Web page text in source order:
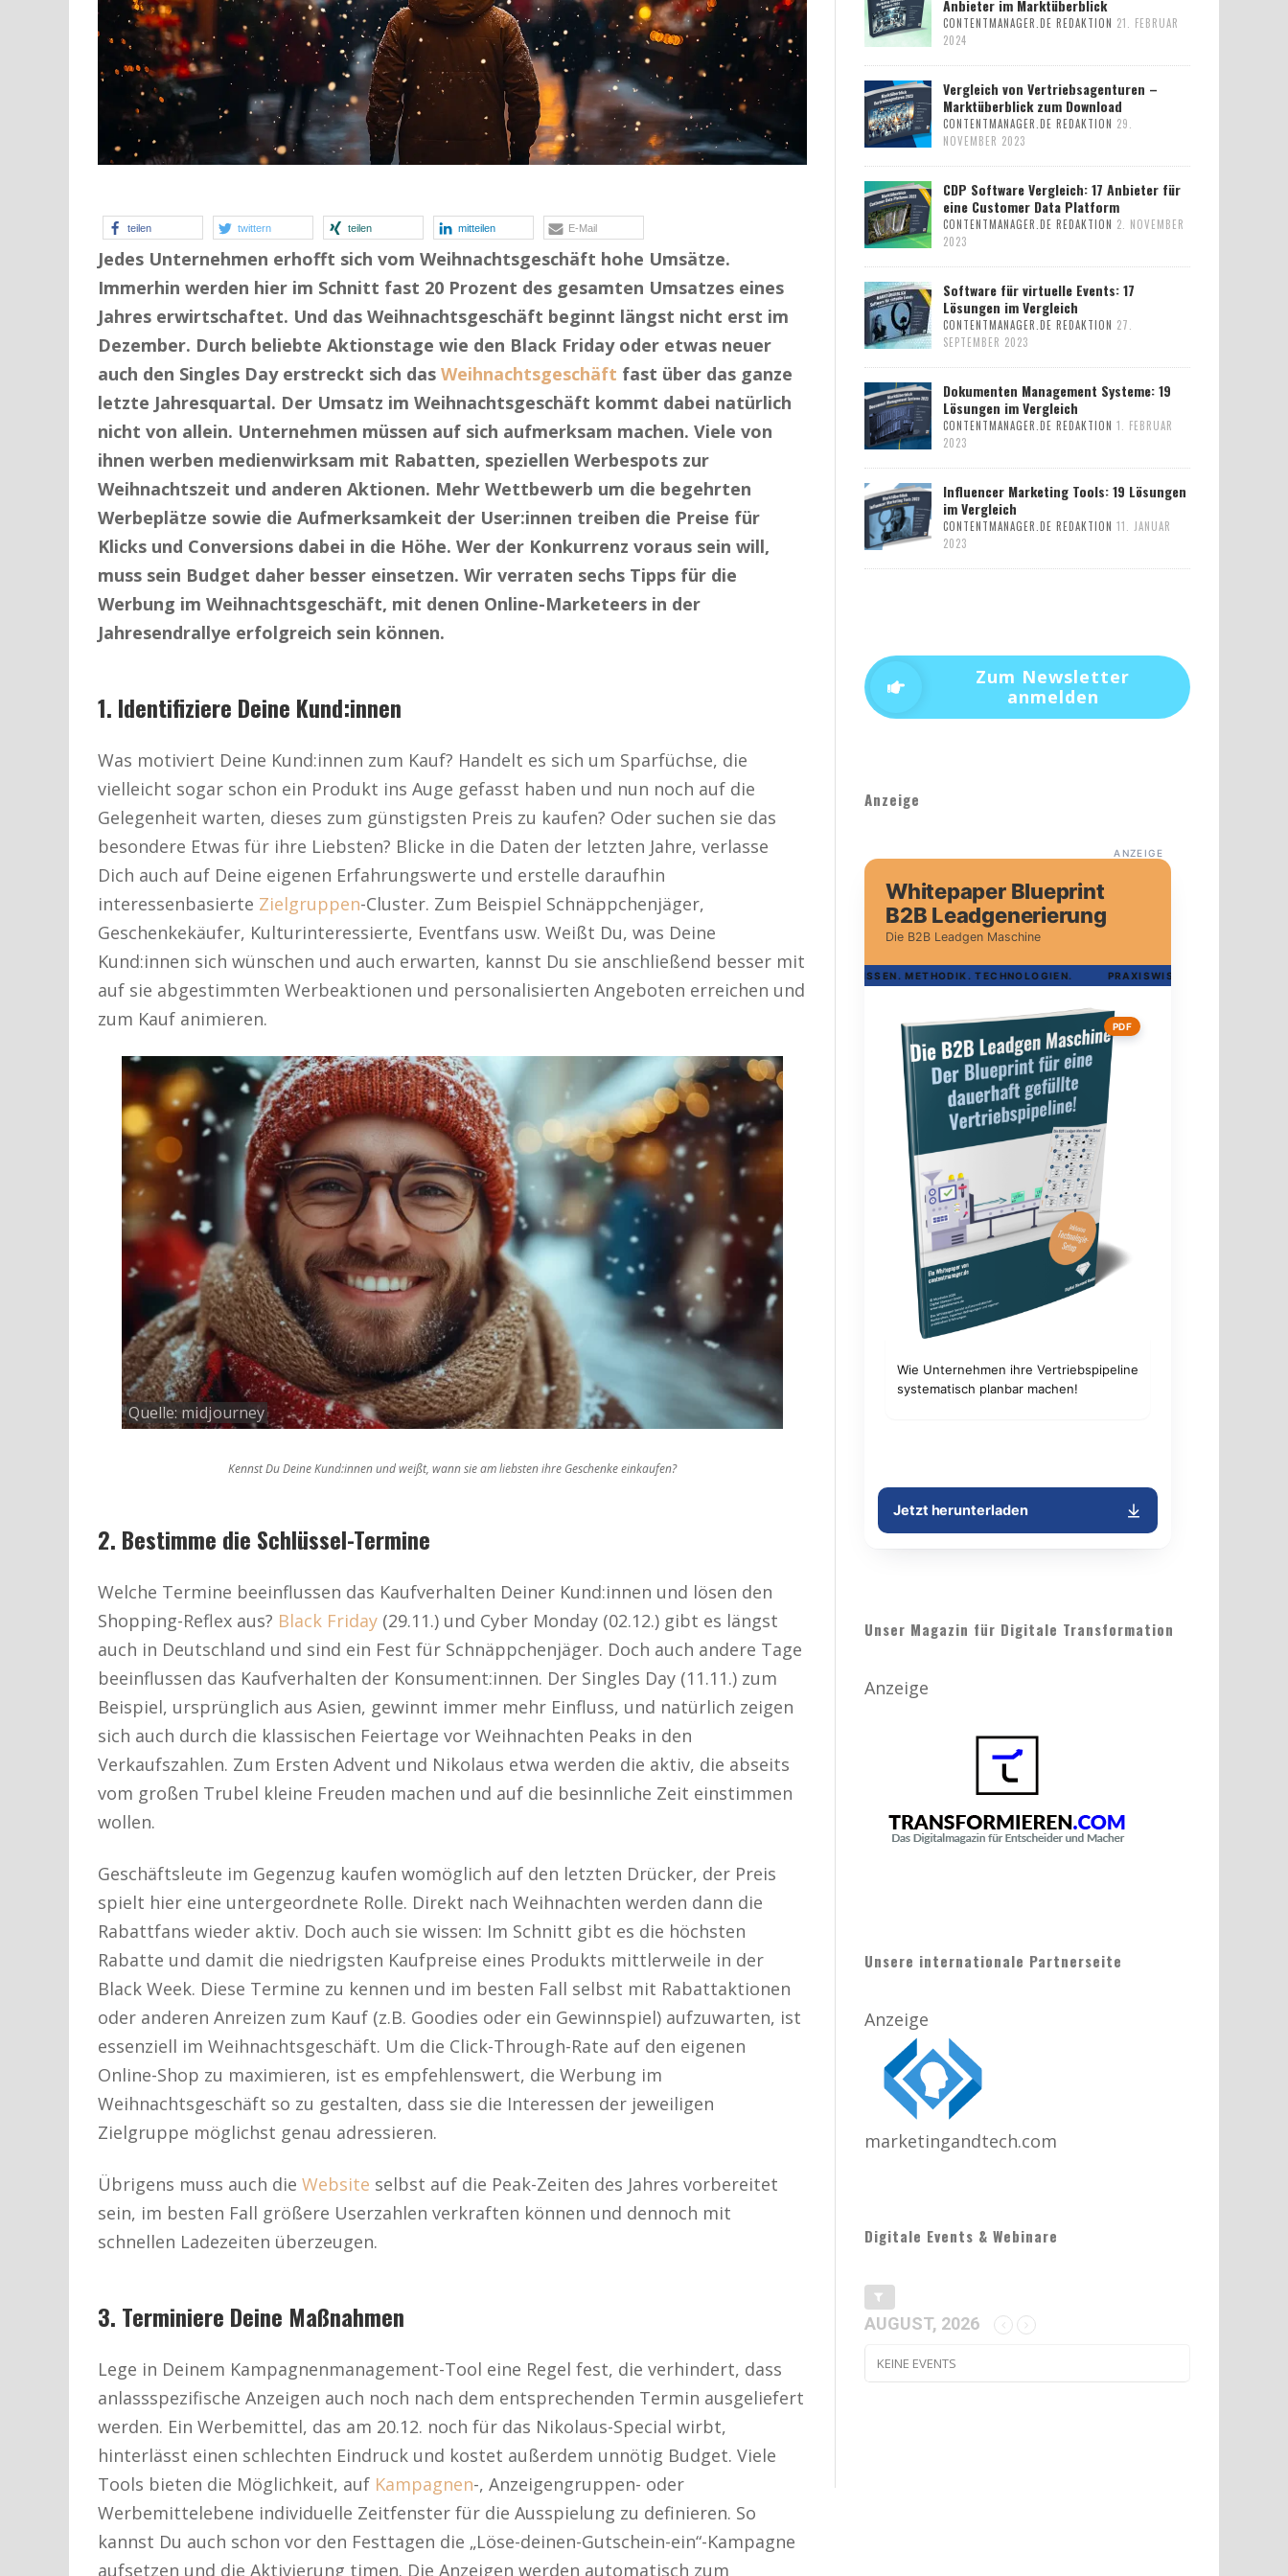
teilen twittern teilen mitteilen E-Mail
Jedes Unternehmen erhofft sich vom Weihnachtsgeschäft hohe Umsätze.
Immerhin werden hier im Schnitt fast 20 Prozent des gesamten Umsatzes eines
Jahres erwirtschaftet. Und das Weihnachtsgeschäft beginnt längst nicht erst im
Dezember. Durch beliebte Aktionstage wie den Black Friday oder etwas neuer
auch den Singles Day erstreckt sich das Weihnachtsgeschäft fast über das ganze
letzte Jahresquartal. Der Umsatz im Weihnachtsgeschäft kommt dabei natürlich
nicht von allein. Unternehmen müssen auf sich aufmerksam machen. Viele von
ihnen werben medienwirksam mit Rabatten, speziellen Werbespots zur
Weihnachtszeit und anderen Aktionen. Mehr Wettbewerb um die begehrten
Werbeplätze sowie die Aufmerksamkeit der User:innen treiben die Preise für
Klicks und Conversions dabei in die Höhe. Wer der Konkurrenz voraus sein will,
muss sein Budget daher besser einsetzen. Wir verraten sechs Tipps für die
Werbung im Weihnachtsgeschäft, mit denen Online-Marketeers in der
Jahresendrallye erfolgreich sein können.
1. Identifiziere Deine Kund:innen
Was motiviert Deine Kund:innen zum Kauf? Handelt es sich um Sparfüchse, die
vielleicht sogar schon ein Produkt ins Auge gefasst haben und nun noch auf die
Gelegenheit warten, dieses zum günstigsten Preis zu kaufen? Oder suchen sie das
besondere Etwas für ihre Liebsten? Blicke in die Daten der letzten Jahre, verlasse
Dich auch auf Deine eigenen Erfahrungswerte und erstelle daraufhin
interessenbasierte Zielgruppen-Cluster. Zum Beispiel Schnäppchenjäger,
Geschenkekäufer, Kulturinteressierte, Eventfans usw. Weißt Du, was Deine
Kund:innen sich wünschen und auch erwarten, kannst Du sie anschließend besser mit
auf sie abgestimmten Werbeaktionen und personalisierten Angeboten erreichen und
zum Kauf animieren.
Quelle: midjourney
Kennst Du Deine Kund:innen und weißt, wann sie am liebsten ihre Geschenke einkaufen?
2. Bestimme die Schlüssel-Termine
Welche Termine beeinflussen das Kaufverhalten Deiner Kund:innen und lösen den
Shopping-Reflex aus? Black Friday (29.11.) und Cyber Monday (02.12.) gibt es längst
auch in Deutschland und sind ein Fest für Schnäppchenjäger. Doch auch andere Tage
beeinflussen das Kaufverhalten der Konsument:innen. Der Singles Day (11.11.) zum
Beispiel, ursprünglich aus Asien, gewinnt immer mehr Einfluss, und natürlich zeigen
sich auch durch die klassischen Feiertage vor Weihnachten Peaks in den
Verkaufszahlen. Zum Ersten Advent und Nikolaus etwa werden die aktiv, die abseits
vom großen Trubel kleine Freuden machen und auf die besinnliche Zeit einstimmen
wollen.
Geschäftsleute im Gegenzug kaufen womöglich auf den letzten Drücker, der Preis
spielt hier eine untergeordnete Rolle. Direkt nach Weihnachten werden dann die
Rabattfans wieder aktiv. Doch auch sie wissen: Im Schnitt gibt es die höchsten
Rabatte und damit die niedrigsten Kaufpreise eines Produkts mittlerweile in der
Black Week. Diese Termine zu kennen und im besten Fall selbst mit Rabattaktionen
oder anderen Anreizen zum Kauf (z.B. Goodies oder ein Gewinnspiel) aufzuwarten, ist
essenziell im Weihnachtsgeschäft. Um die Click-Through-Rate auf den eigenen
Online-Shop zu maximieren, ist es empfehlenswert, die Werbung im
Weihnachtsgeschäft so zu gestalten, dass sie die Interessen der jeweiligen
Zielgruppe möglichst genau adressieren.
Übrigens muss auch die Website selbst auf die Peak-Zeiten des Jahres vorbereitet
sein, im besten Fall größere Userzahlen verkraften können und dennoch mit
schnellen Ladezeiten überzeugen.
3. Terminiere Deine Maßnahmen
Lege in Deinem Kampagnenmanagement-Tool eine Regel fest, die verhindert, dass
anlassspezifische Anzeigen auch noch nach dem entsprechenden Termin ausgeliefert
werden. Ein Werbemittel, das am 20.12. noch für das Nikolaus-Special wirbt,
hinterlässt einen schlechten Eindruck und kostet außerdem unnötig Budget. Viele
Tools bieten die Möglichkeit, auf Kampagnen-, Anzeigengruppen- oder
Werbemittelebene individuelle Zeitfenster für die Ausspielung zu definieren. So
kannst Du auch schon vor den Festtagen die „Löse-deinen-Gutschein-ein“-Kampagne
aufsetzen und die Aktivierung timen. Die Anzeigen werden automatisch zum
Anbieter im Marktüberblick
CONTENTMANAGER.DE REDAKTION 21. FEBRUAR
2024
Vergleich von Vertriebsagenturen –
Marktüberblick zum Download
CONTENTMANAGER.DE REDAKTION 29.
NOVEMBER 2023
CDP Software Vergleich: 17 Anbieter für
eine Customer Data Platform
CONTENTMANAGER.DE REDAKTION 2. NOVEMBER
2023
Software für virtuelle Events: 17
Lösungen im Vergleich
CONTENTMANAGER.DE REDAKTION 27.
SEPTEMBER 2023
Dokumenten Management Systeme: 19
Lösungen im Vergleich
CONTENTMANAGER.DE REDAKTION 1. FEBRUAR
2023
Influencer Marketing Tools: 19 Lösungen
im Vergleich
CONTENTMANAGER.DE REDAKTION 11. JANUAR
2023
Zum Newsletter
anmelden
Anzeige
Unser Magazin für Digitale Transformation
Anzeige
Unsere internationale Partnerseite
Anzeige
marketingandtech.com
Digitale Events & Webinare
AUGUST, 2026
KEINE EVENTS